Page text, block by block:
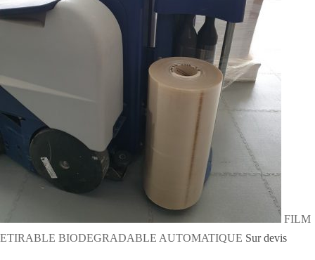
FILM
ETIRABLE BIODEGRADABLE AUTOMATIQUE Sur devis